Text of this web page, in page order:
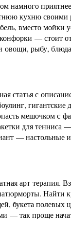
намного
кухню своими
вместо мойки
— стоит
овощи, рыбу,
статья с
мешочком с
для тенниса
— настольные
арт-терапия.
Найти
букета полевых
— так проще